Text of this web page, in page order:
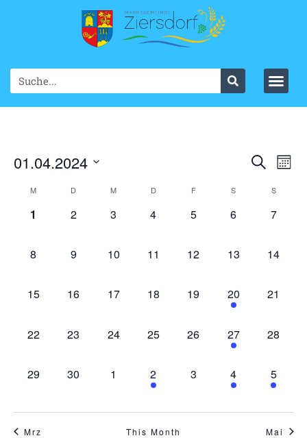
UND
Suche
01.04.2024
wählen.
KALENDER
VON
VERANSTALTUNGEN
M D M D F S S
0 Veranstaltungen,
1 0 Veranstaltungen,
2 0 Veranstaltungen,
3 0 Veranstaltungen,
4 0 Veranstaltungen,
5 0
6 0
7
0 Veranstaltungen,
8 0 Veranstaltungen,
9 0 Veranstaltungen,
10 0 Veranstaltungen,
11 0 Veranstaltungen,
12 0
13 0
14
0 Veranstaltungen,
15 0 Veranstaltungen,
16 0 Veranstaltungen,
17 0 Veranstaltungen,
18 0 Veranstaltungen,
19 2
20 0
21
0 Veranstaltungen,
22 0 Veranstaltungen,
23 0 Veranstaltungen,
24 0 Veranstaltungen,
25 0 Veranstaltungen,
26 1 Veranstaltung,
27 0
28
0 Veranstaltungen,
29 0 Veranstaltungen,
30 0 Veranstaltungen,
1 1 Veranstaltung,
2 0 Veranstaltungen,
3 2
4 1
5
Mrz This Month Mai